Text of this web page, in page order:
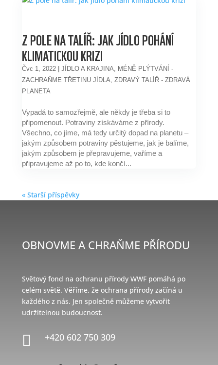
Z POLE NA TALÍŘ: JAK JÍDLO POHÁNÍ
KLIMATICKOU KRIZI
Čvc 1, 2022| JÍDLO A KRAJINA, MÉNĚ PLÝTVÁNÍ -
ZACHRAŇME TŘETINU JÍDLA, ZDRAVÝ TALÍŘ - ZDRAVÁ
PLANETA
Vypadá to samozřejmě, ale někdy je třeba si to
připomenout. Potraviny získáváme z přírody.
Všechno, co jíme, má tedy určitý dopad na planetu –
jakým způsobem potraviny pěstujeme, jak je balíme,
jakým způsobem je přepravujeme, vaříme a
připravujeme až po to, kde končí...
« Starší příspěvky
OBNOVME A CHRAŇME PŘÍRODU
Světový fond na ochranu přírody WWF pomáhá po
celém světě. Věříme, že ochrana přírody začíná u
každého z nás. Jen společně můžeme vytvořit
udržitelnou budoucnost.
 +420 602 750 309